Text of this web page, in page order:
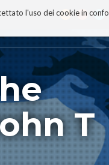
l'uso dei cookie in
T